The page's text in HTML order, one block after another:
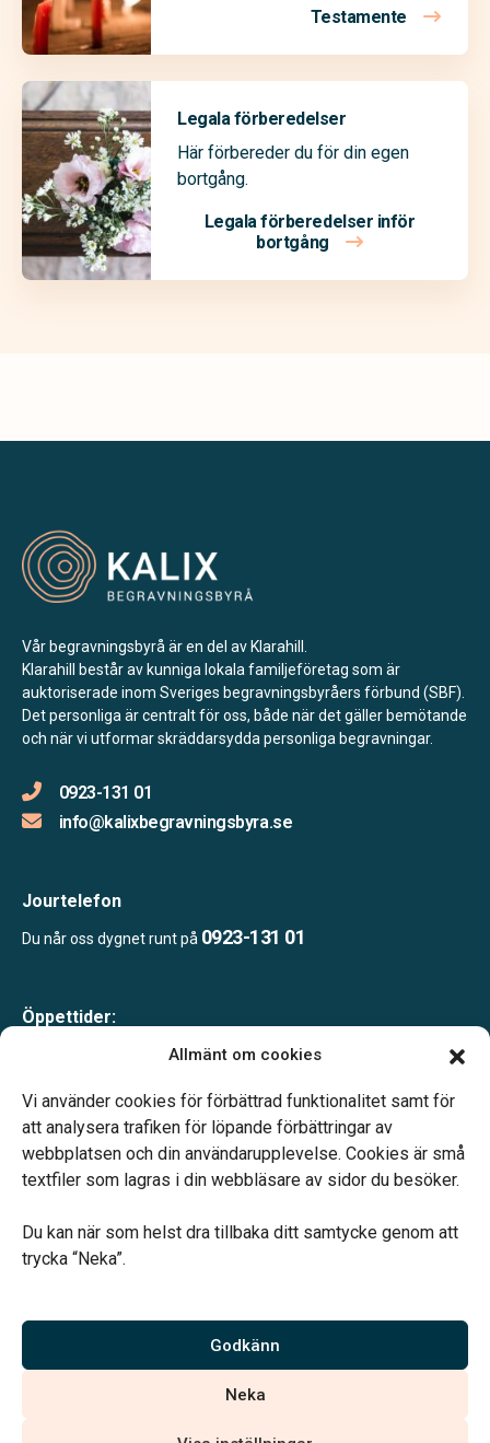
Allmänt om cookies
Vi använder cookies för förbättrad funktionalitet samt för
att analysera trafiken för löpande förbättringar av
webbplatsen och din användarupplevelse. Cookies är små
textfiler som lagras i din webbläsare av sidor du besöker.
Du kan när som helst dra tillbaka ditt samtycke genom att
trycka “Neka”.
Godkänn
Neka
Testamente
Legala förberedelser
Här förbereder du för din egen
bortgång.
Legala förberedelser inför
bortgång
Vår begravningsbyrå är en del av Klarahill.
Klarahill består av kunniga lokala familjeföretag som är
auktoriserade inom Sveriges begravningsbyråers förbund (SBF).
Det personliga är centralt för oss, både när det gäller bemötande
och när vi utformar skräddarsydda personliga begravningar.
0923-131 01
info@kalixbegravningsbyra.se
Jourtelefon
Du når oss dygnet runt på 0923-131 01
Öppettider:
Måndag-fredag 10.00-16.00
Telefonjour dygnet runt.
Vårt systerbolag Verahill hjälper dig med familjejuridiken –
Vi är auktoriserade av Sveriges Begravningsbyråers Förbund och
har högt ställda krav på utbildning, kvalitet, miljö och arbetsmiljö.